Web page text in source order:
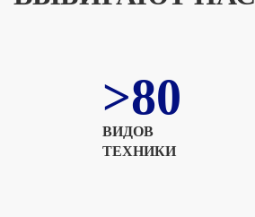
>80
ВИДОВ
ТЕХНИКИ